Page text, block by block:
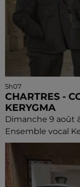
5h07
CHARTRES -
KERYGMA
Dimanche 9 août
Ensemble vocal